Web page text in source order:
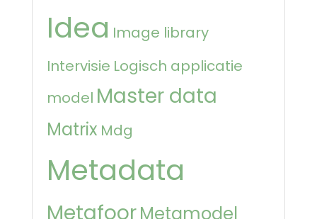
Idea Image library
Intervisie Logisch applicatie
model Master data
Matrix Mdg
Metadata
MetafoorMetamodel